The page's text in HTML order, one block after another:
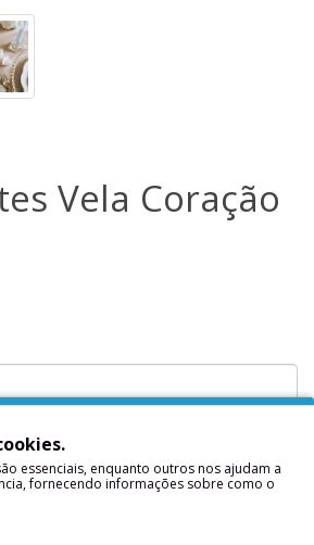
Vela Coração
Adicionar
essenciais, enquanto outros nos ajudam a
fornecendo informações sobre como o